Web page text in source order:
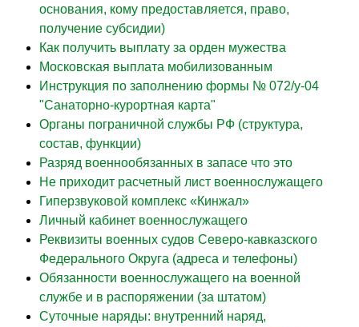
основания, кому предоставляется, право,
получение субсидии)
Как получить выплату за орден мужества
Московская выплата мобилизованным
Инструкция по заполнению формы № 072/у-04
"Санаторно-курортная карта"
Органы пограничной службы РФ (структура,
состав, функции)
Разряд военнообязанных в запасе что это
Не приходит расчетный лист военнослужащего
Гиперзвуковой комплекс «Кинжал»
Личный кабинет военнослужащего
Реквизиты военных судов Северо-кавказского
Федерального Округа (адреса и телефоны)
Обязанности военнослужащего на военной
службе и в распоряжении (за штатом)
Суточные наряды: внутренний наряд,